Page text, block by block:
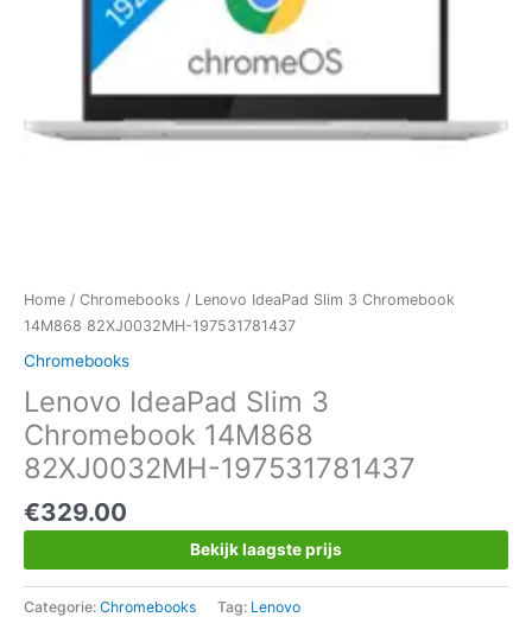
Home / Chromebooks / Lenovo IdeaPad Slim 3 Chromebook
14M868 82XJ0032MH-197531781437
Chromebooks
Lenovo IdeaPad Slim 3
Chromebook 14M868
82XJ0032MH-197531781437
€329.00
Bekijk laagste prijs
Categorie: Chromebooks Tag: Lenovo